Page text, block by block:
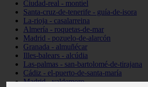
Ciudad-real - montiel
Santa-cruz-de-tenerife - guía-de-isora
La-rioja - casalarreina
Almería - roquetas-de-mar
Madrid - pozuelo-de-alarcón
Granada - almuñécar
Illes-balears - alcúdia
Las-palmas - san-bartolomé-de-tirajana
Cádiz - el-puerto-de-santa-maría
Madrid - valdemoro